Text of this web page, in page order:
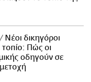
Νέοι δικηγόροι
Πώς οι
οδηγούν σε